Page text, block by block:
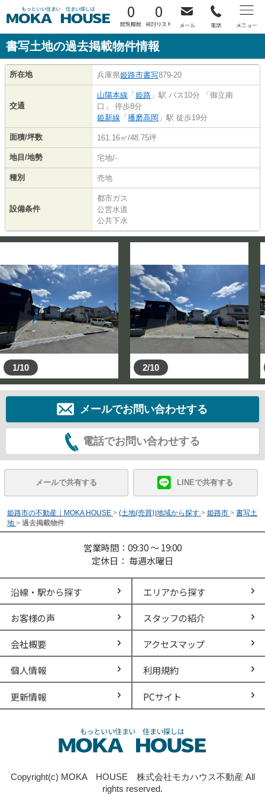
0 0
書写土地の過去掲載物件情報
所在地 兵庫県姫路市書写879-20
交通
山陽本線 「姫路 」駅 バス10分 「御立南
口」 停歩8分
姫新線 「播磨高岡 」駅 徒歩19分
面積/坪数 161.16㎡/48.75坪
地目/地勢 宅地/-
種別 売地
設備条件
都市ガス
公営水道
公共下水
1/10 2/10
メールでお問い合わせする
電話でお問い合わせする
メールで共有する LINEで共有する
姫路市の不動産｜MOKA HOUSE > (土地(売買))地域から探す > 姫路市 > 書写土
地 > 過去掲載物件
営業時間：09:30 ～ 19:00
定休日： 毎週水曜日
沿線・駅から探す エリアから探す
お客様の声 スタッフの紹介
会社概要 アクセスマップ
個人情報 利用規約
更新情報 PCサイト
Copyright(c) MOKA HOUSE 株式会社モカハウス不動産 All
rights reserved.